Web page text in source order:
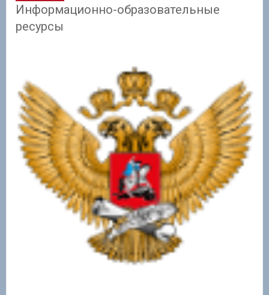
Информационно-образовательные
ресурсы